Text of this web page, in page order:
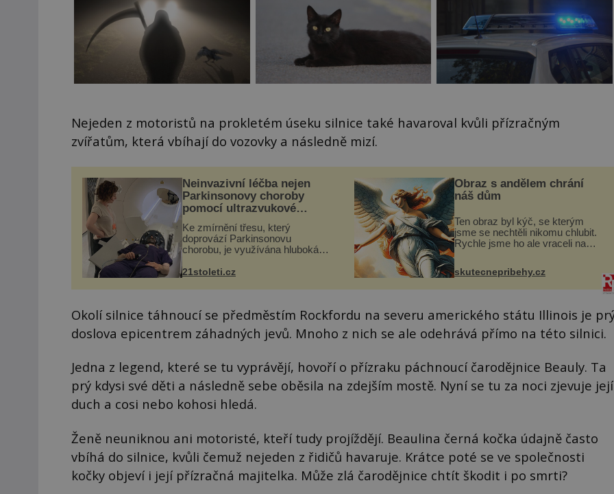
Nejeden z motoristů na prokletém úseku silnice také havaroval kvůli přízračným
zvířatům, která vbíhají do vozovky a následně mizí.
Neinvazivní léčba nejen
Parkinsonovy choroby
pomocí ultrazvukové
Ke zmírnění třesu, který
doprovází Parkinsonovu
chorobu, je využívána hluboká
vyžaduje vysoce invazivní
vhodný k dostatečně přesnému
21stoleti.cz
Obraz s andělem chrání
náš dům
Ten obraz byl kýč, se kterým
jsme se nechtěli nikomu chlubit.
Rychle jsme ho ale vraceli na
domek na severu Čech, kde
jsme si naplánova...
skutecnepribehy.cz
Okolí silnice táhnoucí se předměstím Rockfordu na severu amerického státu Illinois je
doslova epicentrem záhadných jevů. Mnoho z nich se ale odehrává přímo na této silnici.
Jedna z legend, které se tu vyprávějí, hovoří o přízraku páchnoucí čarodějnice Beauly. Ta
prý kdysi své děti a následně sebe oběsila na zdejším mostě. Nyní se tu za noci zjevuje její
duch a cosi nebo kohosi hledá.
Ženě neuniknou ani motoristé, kteří tudy projíždějí. Beaulina černá kočka údajně často
vbíhá do silnice, kvůli čemuž nejeden z řidičů havaruje. Krátce poté se ve společnosti
kočky objeví i její přízračná majitelka. Může zlá čarodějnice chtít škodit i po smrti?